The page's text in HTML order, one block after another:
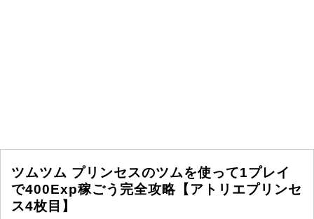
ツムツム プリンセスのツムを使って1プレイ
で400Exp稼ごう完全攻略【アトリエプリンセ
ス4枚目】